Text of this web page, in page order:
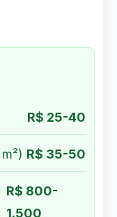
R$ 25-40
R$ 35-50
R$ 800-
1.500